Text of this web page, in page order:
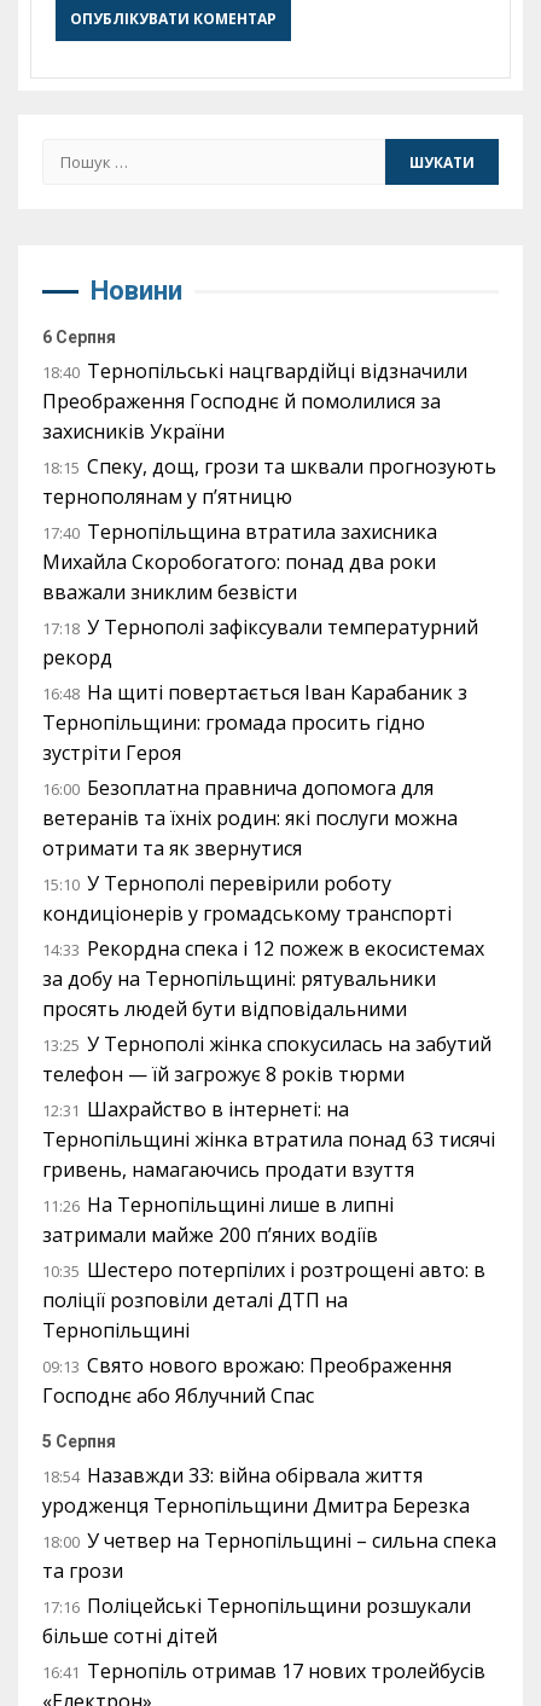
Пошук:
Новини
6 Серпня
18:40 Тернопільські нацгвардійці відзначили
Преображення Господнє й помолилися за
захисників України
18:15 Спеку, дощ, грози та шквали прогнозують
тернополянам у п’ятницю
17:40 Тернопільщина втратила захисника
Михайла Скоробогатого: понад два роки
вважали зниклим безвісти
17:18 У Тернополі зафіксували температурний
рекорд
16:48 На щиті повертається Іван Карабаник з
Тернопільщини: громада просить гідно
зустріти Героя
16:00 Безоплатна правнича допомога для
ветеранів та їхніх родин: які послуги можна
отримати та як звернутися
15:10 У Тернополі перевірили роботу
кондиціонерів у громадському транспорті
14:33 Рекордна спека і 12 пожеж в екосистемах
за добу на Тернопільщині: рятувальники
просять людей бути відповідальними
13:25 У Тернополі жінка спокусилась на забутий
телефон — їй загрожує 8 років тюрми
12:31 Шахрайство в інтернеті: на
Тернопільщині жінка втратила понад 63 тисячі
гривень, намагаючись продати взуття
11:26 На Тернопільщині лише в липні
затримали майже 200 п’яних водіїв
10:35 Шестеро потерпілих і розтрощені авто: в
поліції розповіли деталі ДТП на
Тернопільщині
09:13 Свято нового врожаю: Преображення
Господнє або Яблучний Спас
5 Серпня
18:54 Назавжди 33: війна обірвала життя
уродженця Тернопільщини Дмитра Березка
18:00 У четвер на Тернопільщині – сильна спека
та грози
17:16 Поліцейські Тернопільщини розшукали
більше сотні дітей
16:41 Тернопіль отримав 17 нових тролейбусів